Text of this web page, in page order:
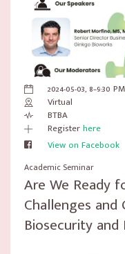
2024-05-03, 8–9:30
Virtual
BTBA
Registerhere
View on Facebook
Academic Seminar
Are We Ready
Challenges
Biosecurity